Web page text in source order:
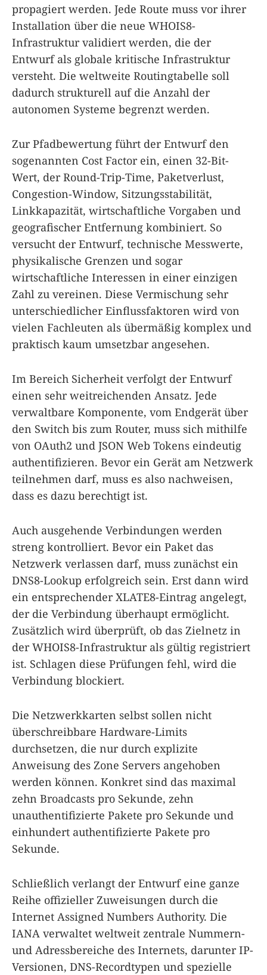
propagiert werden. Jede Route muss vor ihrer
Installation über die neue WHOIS8-
Infrastruktur validiert werden, die der
Entwurf als globale kritische Infrastruktur
versteht. Die weltweite Routingtabelle soll
dadurch strukturell auf die Anzahl der
autonomen Systeme begrenzt werden.
Zur Pfadbewertung führt der Entwurf den
sogenannten Cost Factor ein, einen 32-Bit-
Wert, der Round-Trip-Time, Paketverlust,
Congestion-Window, Sitzungsstabilität,
Linkkapazität, wirtschaftliche Vorgaben und
geografischer Entfernung kombiniert. So
versucht der Entwurf, technische Messwerte,
physikalische Grenzen und sogar
wirtschaftliche Interessen in einer einzigen
Zahl zu vereinen. Diese Vermischung sehr
unterschiedlicher Einflussfaktoren wird von
vielen Fachleuten als übermäßig komplex und
praktisch kaum umsetzbar angesehen.
Im Bereich Sicherheit verfolgt der Entwurf
einen sehr weitreichenden Ansatz. Jede
verwaltbare Komponente, vom Endgerät über
den Switch bis zum Router, muss sich mithilfe
von OAuth2 und JSON Web Tokens eindeutig
authentifizieren. Bevor ein Gerät am Netzwerk
teilnehmen darf, muss es also nachweisen,
dass es dazu berechtigt ist.
Auch ausgehende Verbindungen werden
streng kontrolliert. Bevor ein Paket das
Netzwerk verlassen darf, muss zunächst ein
DNS8-Lookup erfolgreich sein. Erst dann wird
ein entsprechender XLATE8-Eintrag angelegt,
der die Verbindung überhaupt ermöglicht.
Zusätzlich wird überprüft, ob das Zielnetz in
der WHOIS8-Infrastruktur als gültig registriert
ist. Schlagen diese Prüfungen fehl, wird die
Verbindung blockiert.
Die Netzwerkkarten selbst sollen nicht
überschreibbare Hardware-Limits
durchsetzen, die nur durch explizite
Anweisung des Zone Servers angehoben
werden können. Konkret sind das maximal
zehn Broadcasts pro Sekunde, zehn
unauthentifizierte Pakete pro Sekunde und
einhundert authentifizierte Pakete pro
Sekunde.
Schließlich verlangt der Entwurf eine ganze
Reihe offizieller Zuweisungen durch die
Internet Assigned Numbers Authority. Die
IANA verwaltet weltweit zentrale Nummern-
und Adressbereiche des Internets, darunter IP-
Versionen, DNS-Recordtypen und spezielle